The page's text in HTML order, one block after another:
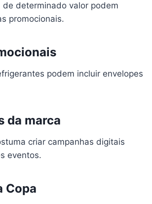
de determinado valor podem
promocionais.
podem incluir envelopes
da marca
criar campanhas digitais
eventos.
Copa